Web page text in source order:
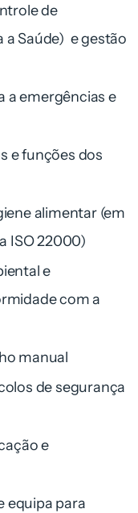
de
a Saúde) e gestão
a emergências e
e funções dos
alimentar (em
ISO 22000)
e
com a
manual
de segurança
e
equipa para